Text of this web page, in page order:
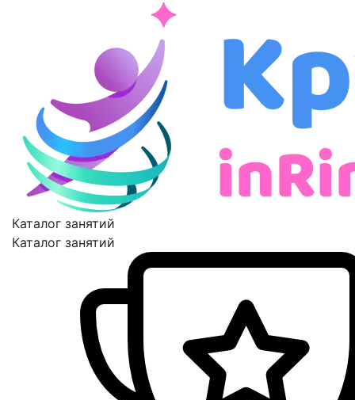
Каталог занятий
Каталог занятий